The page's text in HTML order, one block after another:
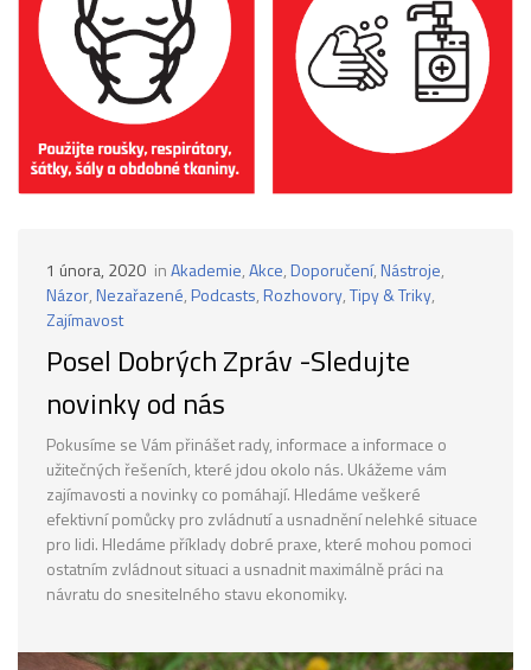
1 února, 2020 inAkademie,Akce, Doporučení, Nástroje,
Názor, Nezařazené, Podcasts, Rozhovory,Tipy & Triky,
Zajímavost
Posel Dobrých Zpráv -Sledujte
novinky od nás
Pokusíme se Vám přinášet rady, informace a informace o
užitečných řešeních, které jdou okolo nás. Ukážeme vám
zajímavosti a novinky co pomáhají. Hledáme veškeré
efektivní pomůcky pro zvládnutí a usnadnění nelehké situace
pro lidi. Hledáme příklady dobré praxe, které mohou pomoci
ostatním zvládnout situaci a usnadnit maximálně práci na
návratu do snesitelného stavu ekonomiky.